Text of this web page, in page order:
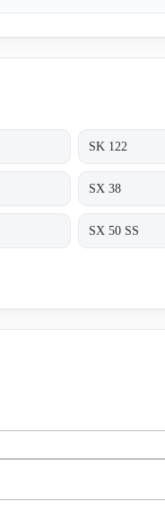
SK 122
SX 38
SX 50 SS